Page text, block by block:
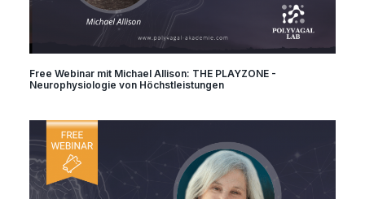
Free Webinar mit Michael Allison: THE PLAYZONE -
Neurophysiologie von Höchstleistungen